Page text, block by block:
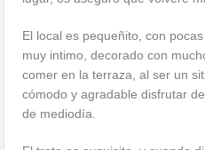
El local es pequeñito, con
muy intimo, decorado con
comer en la terraza, al ser un
cómodo y agradable disfrutar
de mediodía.